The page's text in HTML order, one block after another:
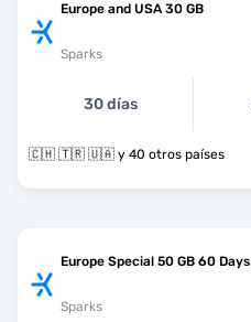
Europe and USA 30 GB
Sparks
30 días
🇨🇭 🇹🇷 🇺🇦 y 40 otros países
Europe Special 50 GB 60 Days
Sparks